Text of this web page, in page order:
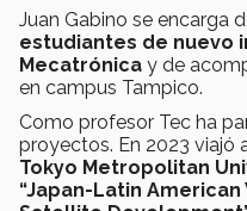
Juan Gabino se encarga
estudiantes de nuevo
Mecatrónica y de
en campus Tampico.
Como profesor Tec ha
proyectos. En 2023 viajó
Tokyo Metropolitan
“Japan-Latin